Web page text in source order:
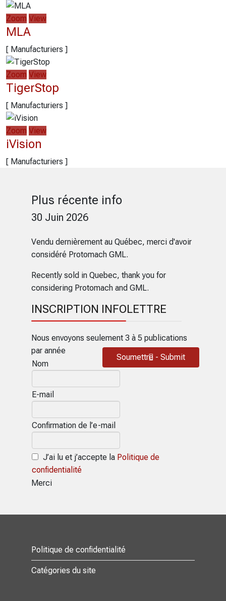
Zoom View
MLA
[ Manufacturiers ]
Zoom View
TigerStop
[ Manufacturiers ]
Zoom View
iVision
[ Manufacturiers ]
Plus récente info
30 Juin 2026
Vendu dernièrement au Québec, merci d'avoir
considéré Protomach GML.
Recently sold in Quebec, thank you for
considering Protomach and GML.
INSCRIPTION INFOLETTRE
Nous envoyons seulement 3 à 5 publications
par année
Nom
E-mail
Confirmation de l’e-mail
J’ai lu et j’accepte la Politique de
confidentialité
Soumettre - Submit
Merci
Politique de confidentialité
Catégories du site